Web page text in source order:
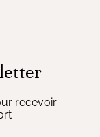
recevoir